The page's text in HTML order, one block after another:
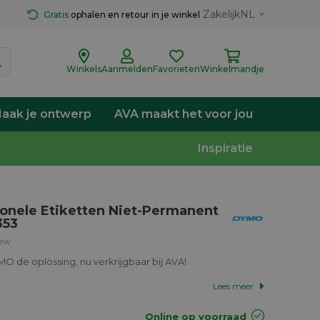
Gratis ophalen en retour in je winkel ZakelijkNL
WinkelsAanmeldenFavorietenWinkelmandje
je ontwerp AVA maakt het voor jou
Inspiratie
Etiketten Niet-Permanent
de oplossing, nu verkrijgbaar bij AVA!
Lees meer
Online op voorraad